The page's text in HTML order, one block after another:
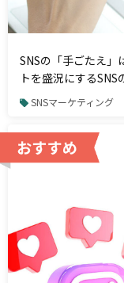
SNSの「手ごたえ」
トを盛況にするSNS
SNSマーケティング